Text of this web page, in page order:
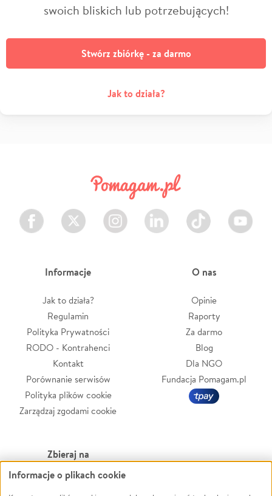
swoich bliskich lub potrzebujących!
Stwórz zbiórkę - za darmo
Jak to działa?
Facebook Twitter Instagram LinkedIn TikTok Youtube
Informacje
Jak to działa?
Regulamin
Polityka Prywatności
RODO - Kontrahenci
Kontakt
Porównanie serwisów
Polityka plików cookie
Zarządzaj zgodami cookie
O nas
Opinie
Raporty
Za darmo
Blog
Dla NGO
Fundacja Pomagam.pl
Zbieraj na
Leczenie
Informacje o plikach cookie